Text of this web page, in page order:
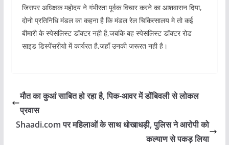
जिसपर अधिक्षक महोदय ने गंभीरता पूर्वक विचार करने का आशवासन दिया,
दोनो प्रतिनिधि मंडल का कहना है कि मंडल रेल चिकित्सालय मे तो कई
बीमारी के स्पेसलिस्ट डॉक्टर नही है,जबकि बह स्पेसलिस्ट डॉक्टर रोड
साइड डिस्पेंसरीयो में कार्यरत है,जहाँ उनकी जरूरत नही है।
मौत का कुआं साबित हो रहा है, पिक-आवर में डोंबिवली से लोकल
प्रवास
Shaadi.com पर महिलाओं के साथ धोखाधड़ी, पुलिस ने आरोपी को
कल्याण से पकड़ लिया